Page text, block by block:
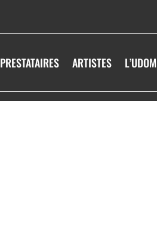
PRESTATAIRES ARTISTES L’UDOM